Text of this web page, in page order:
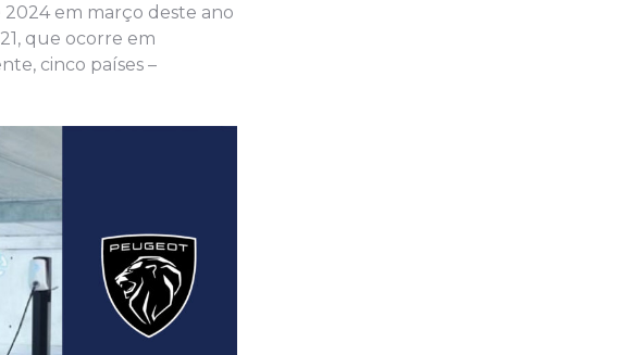
2024 em março deste ano
que ocorre em
cinco países –